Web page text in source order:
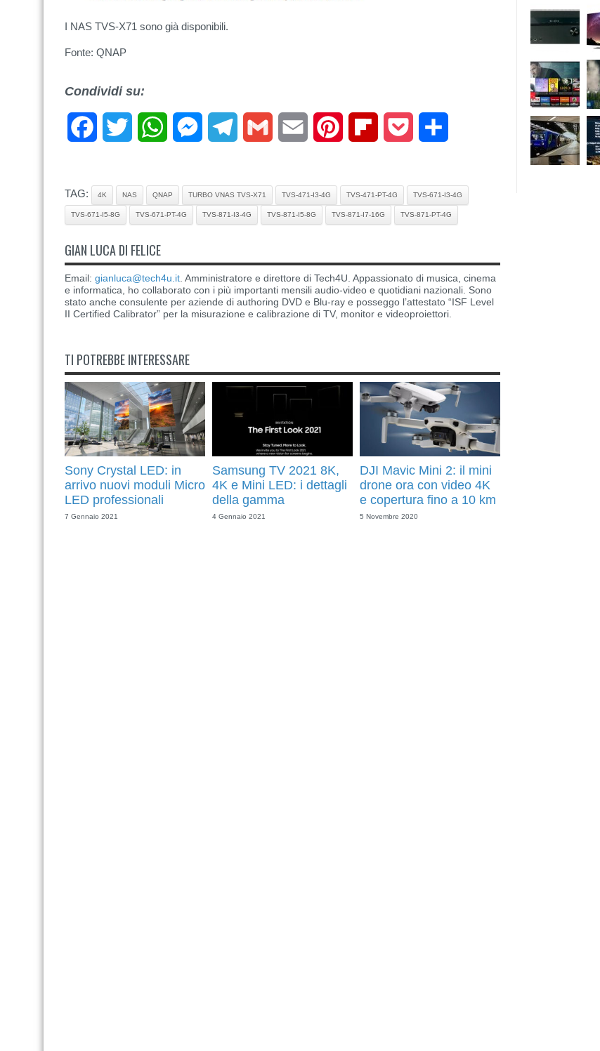
I NAS TVS-X71 sono già disponibili.
Fonte: QNAP
Condividi su:
FacebookTwitter WhatsAppMessengerTelegramGmail Email Pinterest FlipboardPocket
TAG: 4K NAS QNAP TURBO VNAS TVS-X71 TVS-471-I3-4G TVS-471-PT-4G TVS-671-I3-4G
TVS-671-I5-8G TVS-671-PT-4G TVS-871-I3-4G TVS-871-I5-8G TVS-871-I7-16G TVS-871-PT-4G
GIAN LUCA DI FELICE
Email: gianluca@tech4u.it . Amministratore e direttore di Tech4U. Appassionato di musica, cinema
e informatica, ho collaborato con i più importanti mensili audio-video e quotidiani nazionali. Sono
stato anche consulente per aziende di authoring DVD e Blu-ray e posseggo l’attestato “ISF Level
II Certified Calibrator” per la misurazione e calibrazione di TV, monitor e videoproiettori.
TI POTREBBE INTERESSARE
Sony Crystal LED: in
arrivo nuovi moduli Micro
LED professionali
7 Gennaio 2021
Samsung TV 2021 8K,
4K e Mini LED: i dettagli
della gamma
4 Gennaio 2021
DJI Mavic Mini 2: il mini
drone ora con video 4K
e copertura fino a 10 km
5 Novembre 2020